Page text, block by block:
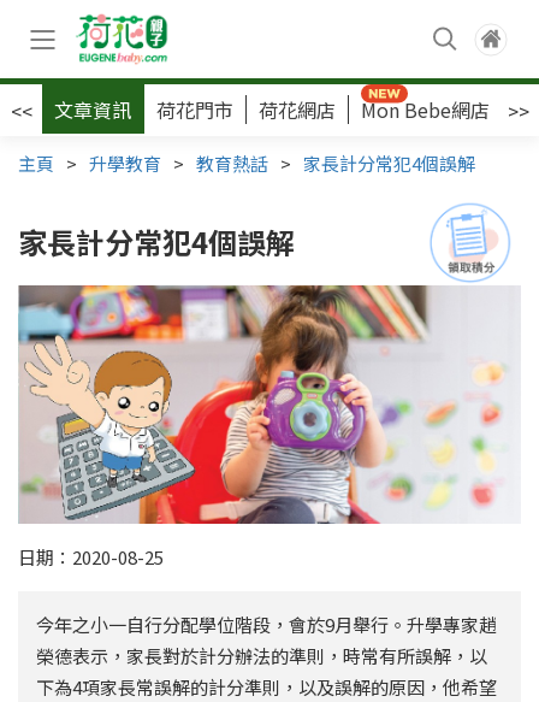
<< 文章資訊 荷花門市 荷花網店 Mon Bebe網店 >>
主頁 > 升學教育 > 教育熱話 > 家長計分常犯4個誤解
家長計分常犯4個誤解
日期：2020-08-25
今年之小一自行分配學位階段，會於9月舉行。升學專家趙
榮德表示，家長對於計分辦法的準則，時常有所誤解，以
下為4項家長常誤解的計分準則，以及誤解的原因，他希望